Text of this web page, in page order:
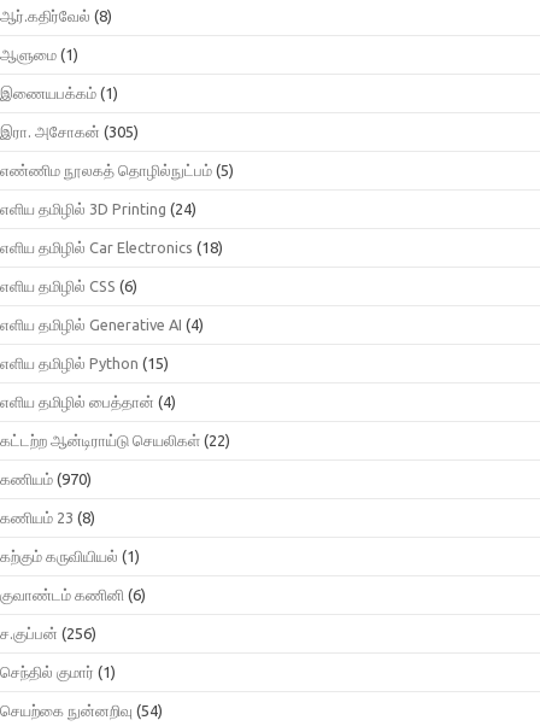
ஆர்.கதிர்வேல் (8)
ஆளுமை (1)
இணையபக்கம் (1)
இரா. அசோகன் (305)
எண்ணிம நூலகத் தொழில்நுட்பம் (5)
எளிய தமிழில் 3D Printing (24)
எளிய தமிழில் Car Electronics (18)
எளிய தமிழில் CSS (6)
எளிய தமிழில் Generative AI (4)
எளிய தமிழில் Python (15)
எளிய தமிழில் பைத்தான் (4)
கட்டற்ற ஆன்டிராய்டு செயலிகள் (22)
கணியம் (970)
கணியம் 23 (8)
கற்கும் கருவியியல் (1)
குவாண்டம் கணினி (6)
ச.குப்பன் (256)
செந்தில் குமார் (1)
செயற்கை நுன்னறிவு (54)